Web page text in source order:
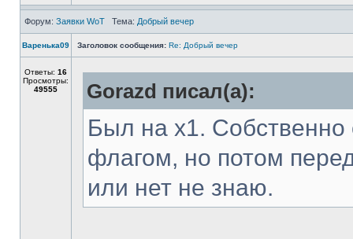
Форум: Заявки WoT Тема: Добрый вечер
Варенька09 Заголовок сообщения: Re: Добрый вечер
Ответы: 16
Просмотры:
49555
Gorazd писал(а):
Был на х1.
флагом, но потом
или нет не знаю.